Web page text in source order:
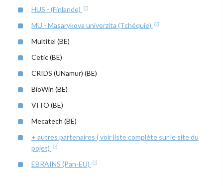
HUS - (Finlande)
MU - Masarykova univerzita (Tchéquie)
Multitel (BE)
Cetic (BE)
CRIDS (UNamur) (BE)
BioWin (BE)
VITO (BE)
Mecatech (BE)
+ autres partenaires ( voir liste complète sur le site du
pojet)
EBRAINS (Pan-EU)